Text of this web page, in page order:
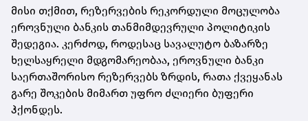
მისი თქმით, რეზერვების რეკორდული მოცულობა
ეროვნული ბანკის თანმიმდევრული პოლიტიკის
შედეგია. კერძოდ, როდესაც სავალუტო ბაზარზე
ხელსაყრელი მდგომარეობაა, ეროვნული ბანკი
საერთაშორისო რეზერვებს ზრდის, რათა ქვეყანას
გარე შოკების მიმართ უფრო ძლიერი ბუფერი
ჰქონდეს.